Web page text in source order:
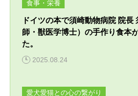
食事・栄養
ドイツの本で須崎動物病院 院長
師・獣医学博士）の手作り食本
た。
2025.08.24
愛犬愛猫との心の繋がり